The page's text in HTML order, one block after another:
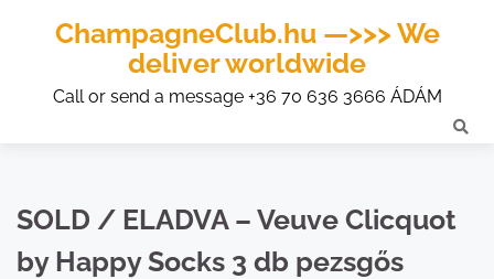
ChampagneClub.hu —>>> We
deliver worldwide
Call or send a message +36 70 636 3666 ÁDÁM
SOLD / ELADVA – Veuve Clicquot
by Happy Socks 3 db pezsgős